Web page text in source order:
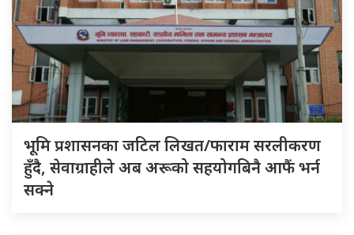
भूमि प्रशासनका जटिल लिखत/फाराम सरलीकरण
हुँदै, सेवाग्राहीले अब अरूको सहयोगबिनै आफैं भर्न
सक्ने